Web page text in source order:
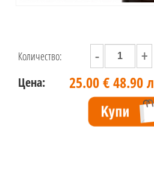
Количество: +
-
Цена: 25.00 €48.90